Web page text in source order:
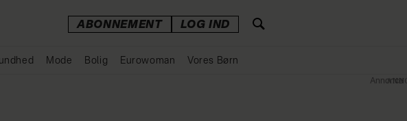
ABONNEMENT LOG IND
Mode Bolig Eurowoman Vores Børn
Annonce